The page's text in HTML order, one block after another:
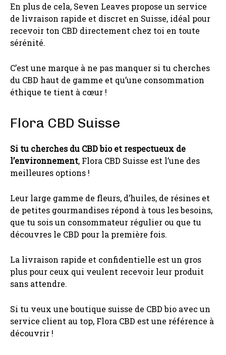
En plus de cela, Seven Leaves propose un service
de livraison rapide et discret en Suisse, idéal pour
recevoir ton CBD directement chez toi en toute
sérénité.
C’est une marque à ne pas manquer si tu cherches
du CBD haut de gamme et qu’une consommation
éthique te tient à cœur !
Flora CBD Suisse
Si tu cherches du CBD bio et respectueux de
l’environnement, Flora CBD Suisse est l’une des
meilleures options !
Leur large gamme de fleurs, d’huiles, de résines et
de petites gourmandises répond à tous les besoins,
que tu sois un consommateur régulier ou que tu
découvres le CBD pour la première fois.
La livraison rapide et confidentielle est un gros
plus pour ceux qui veulent recevoir leur produit
sans attendre.
Si tu veux une boutique suisse de CBD bio avec un
service client au top, Flora CBD est une référence à
découvrir !